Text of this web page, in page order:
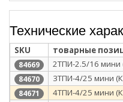
Технические
SKU товарные
84669 2ТПИ-2.5/16 мини
84670 3ТПИ-4/25 мини
84671 4ТПИ-4/25 мини